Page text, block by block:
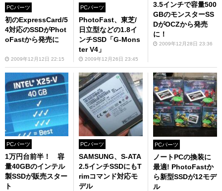
PCパーツ
初のExpressCard/5
4対応のSSDがPhot
oFastから発売に
2009年12月12日 22:15
PCパーツ
PhotoFast、東芝/
日立型などの1.8イ
ンチSSD「G-Mons
ter V4」
2009年12月26日 23:45
3.5インチで容量500
GBのモンスターSS
DがOCZから発売
に！
2009年12月28日 23:36
PCパーツ
1万円台前半！ 容
量40GBのインテル
製SSDが販売スター
ト
PCパーツ
SAMSUNG、S-ATA
2.5インチSSDにもT
rimコマンド対応モ
デル
PCパーツ
ノートPCの換装に
最適! PhotoFastか
ら新型SSDが12モデ
ル